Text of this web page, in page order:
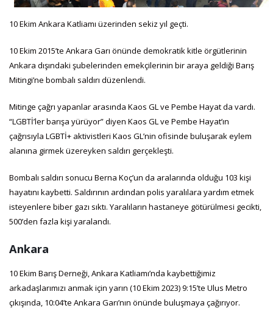
10 Ekim Ankara Katliamı üzerinden sekiz yıl geçti.
10 Ekim 2015’te Ankara Garı önünde demokratik kitle örgütlerinin
Ankara dışındaki şubelerinden emekçilerinin bir araya geldiği Barış
Mitingi’ne bombalı saldırı düzenlendi.
Mitinge çağrı yapanlar arasında Kaos GL ve Pembe Hayat da vardı.
“LGBTİ’ler barışa yürüyor” diyen Kaos GL ve Pembe Hayat’ın
çağrısıyla LGBTİ+ aktivistleri Kaos GL’nin ofisinde buluşarak eylem
alanına girmek üzereyken saldırı gerçekleşti.
Bombalı saldırı sonucu Berna Koç’un da aralarında olduğu 103 kişi
hayatını kaybetti. Saldırının ardından polis yaralılara yardım etmek
isteyenlere biber gazı sıktı. Yaralıların hastaneye götürülmesi gecikti,
500’den fazla kişi yaralandı.
Ankara
10 Ekim Barış Derneği, Ankara Katliamı’nda kaybettiğimiz
arkadaşlarımızı anmak için yarın (10 Ekim 2023) 9:15’te Ulus Metro
çıkışında, 10:04’te Ankara Garı’nın önünde buluşmaya çağırıyor.